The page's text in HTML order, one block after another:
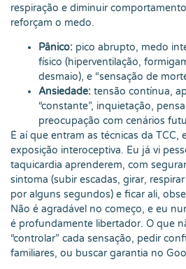
respiração e diminuir
reforçam o medo.
Pânico: pico abrupto, medo
físico (hiperventilação,
desmaio), e “sensação de
Ansiedade: tensão contínua,
“constante”, inquietação,
preocupação com cenários
É aí que entram as técnicas da TCC,
exposição interoceptiva. Eu já vi
taquicardia aprenderem, com
sintoma (subir escadas, girar,
por alguns segundos) e ficar ali,
Não é agradável no começo, e eu
é profundamente libertador. O que
“controlar” cada sensação, pedir
familiares, ou buscar garantia no